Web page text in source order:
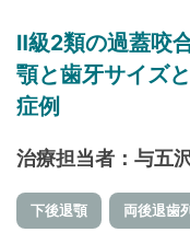
Ⅱ級2類の過蓋咬
顎と歯牙サイズ
症例
治療担当者：与五
下後退顎 両後退歯列